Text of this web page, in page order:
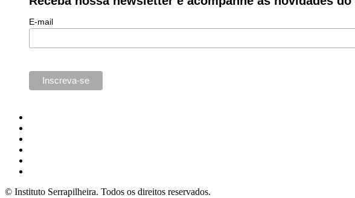
E-mail
© Instituto Serrapilheira. Todos os direitos reservados.